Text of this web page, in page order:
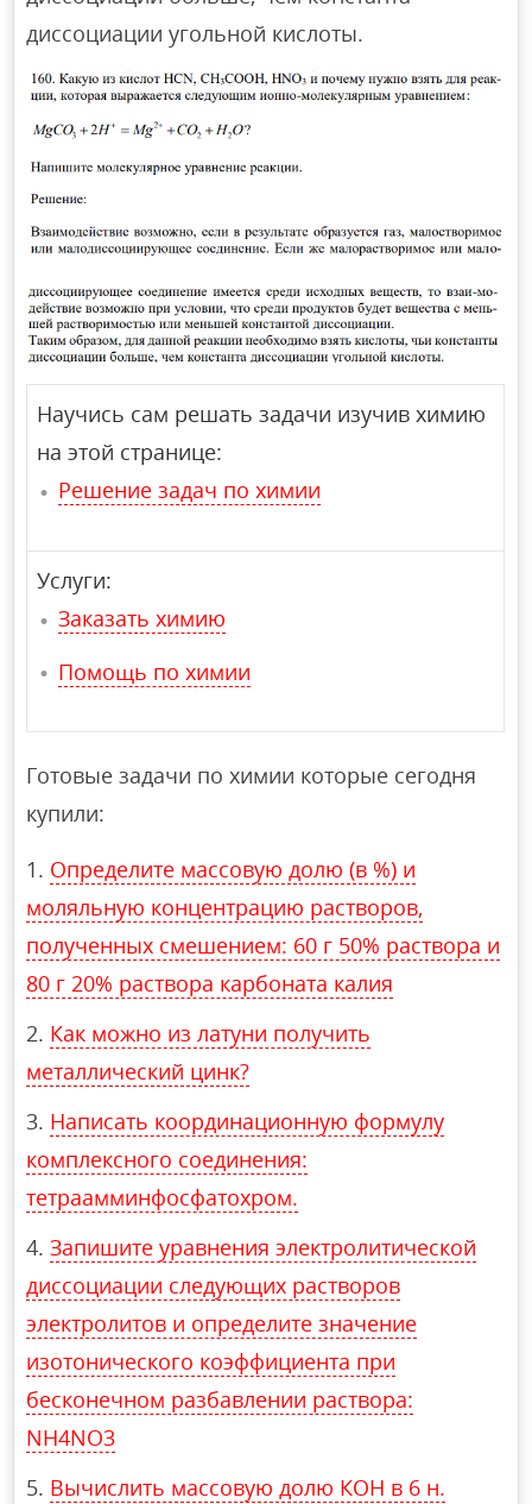
диссоциации угольной кислоты.
Научись сам решать задачи изучив химию
на этой странице:
Решение задач по химии
Услуги:
Заказать химию
Помощь по химии
Готовые задачи по химии которые сегодня
купили:
Определите массовую долю (в %) и
моляльную концентрацию растворов,
полученных смешением: 60 г 50% раствора и
80 г 20% раствора карбоната калия
Как можно из латуни получить
металлический цинк?
Написать координационную формулу
комплексного соединения:
тетраамминфосфатохром.
Запишите уравнения электролитической
диссоциации следующих растворов
электролитов и определите значение
изотонического коэффициента при
бесконечном разбавлении раствора:
NH4NO3
Вычислить массовую долю КОН в 6 н.